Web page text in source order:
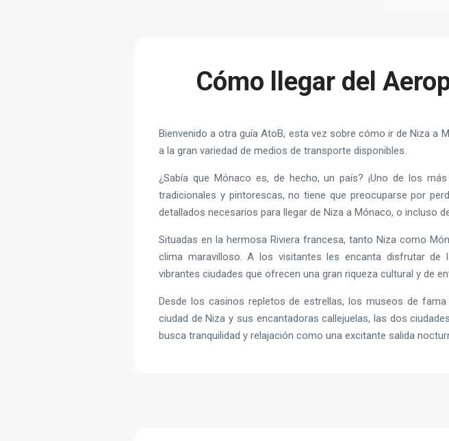
Cómo llegar del
Bienvenido a otra guía AtoB, esta vez sobre cómo ir de Niza a
a la gran variedad de medios de transporte disponibles.
¿Sabía que Mónaco es, de hecho, un país? ¡Uno de los
tradicionales y pintorescas, no tiene que preocuparse por
detallados necesarios para llegar de Niza a Mónaco, o incluso
Situadas en la hermosa Riviera francesa, tanto Niza como
clima maravilloso. A los visitantes les encanta disfrutar de
vibrantes ciudades que ofrecen una gran riqueza cultural y de
Desde los casinos repletos de estrellas, los museos de
ciudad de Niza y sus encantadoras callejuelas, las dos
busca tranquilidad y relajación como una excitante salida